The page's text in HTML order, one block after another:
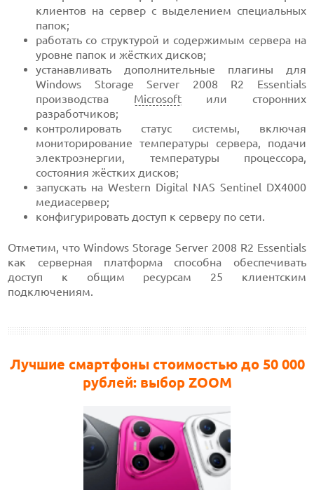
клиентов на сервер с выделением специальных
папок;
работать со структурой и содержимым сервера на
уровне папок и жёстких дисков;
устанавливать дополнительные плагины для
Windows Storage Server 2008 R2 Essentials
производства Microsoftили сторонних
разработчиков;
контролировать статус системы, включая
мониторирование температуры сервера, подачи
электроэнергии, температуры процессора,
состояния жёстких дисков;
запускать на Western Digital NAS Sentinel DX4000
медиасервер;
конфигурировать доступ к серверу по сети.
Отметим, что Windows Storage Server 2008 R2 Essentials
как серверная платформа способна обеспечивать
доступ к общим ресурсам 25 клиентским
подключениям.
Лучшие смартфоны стоимостью до 50 000
рублей: выбор ZOOM